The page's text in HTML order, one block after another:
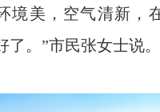
境美，空气清新，
了。”市民张女士说。